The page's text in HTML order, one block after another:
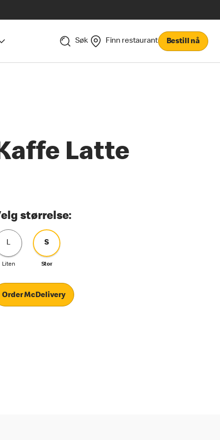
Søk Finn restaurant Bestill nå
Latte
størrelse:
L
Liten
S
Stor
Order McDelivery